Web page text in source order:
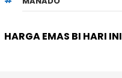
HARGA EMAS BI HARI INI